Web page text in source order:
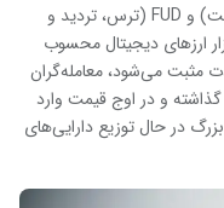
(ترس از دست دادن فرصت) و FUD (ترس، تردید و
ارزهای دیجیتال محسوب
مثبت می‌شود، معامله‌گران
گذاشته و در اوج قیمت وارد
در حال توزیع دارایی‌های